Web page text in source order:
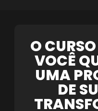
O
VOCÊ
UMA
DE